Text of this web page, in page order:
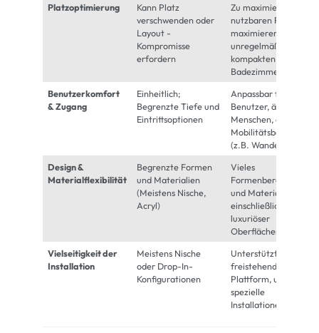
Platzoptimierung
Kann Platz
verschwenden oder
Layout -
Kompromisse
erfordern
Zu maximiert, um den
nutzbaren Raum zu
maximieren, Auch in
unregelmäßigen oder
kompakten
Badezimmern
Benutzerkomfort
& Zugang
Einheitlich;
Begrenzte Tiefe und
Eintrittsoptionen
Anpassbar für große
Benutzer, ältere
Menschen, oder
Mobilitätsbedürfnisse
(z.B. Wanderwannen)
Design &
Materialflexibilität
Begrenzte Formen
und Materialien
(Meistens Nische,
Acryl)
Vieles
Formenbereich, Stile,
und Materialien
einschließlich
luxuriöser
Oberflächen
Vielseitigkeit der
Installation
Meistens Nische
oder Drop-In-
Konfigurationen
Unterstützt
freistehende, Ecke,
Plattform, und
spezielle
Installationen